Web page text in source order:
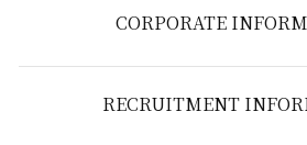
CORPORATE
RECRUITMENT